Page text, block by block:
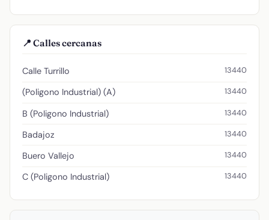
📍 Calles cercanas
Calle Turrillo 13440
(Poligono Industrial) (A) 13440
B (Poligono Industrial) 13440
Badajoz 13440
Buero Vallejo 13440
C (Poligono Industrial) 13440